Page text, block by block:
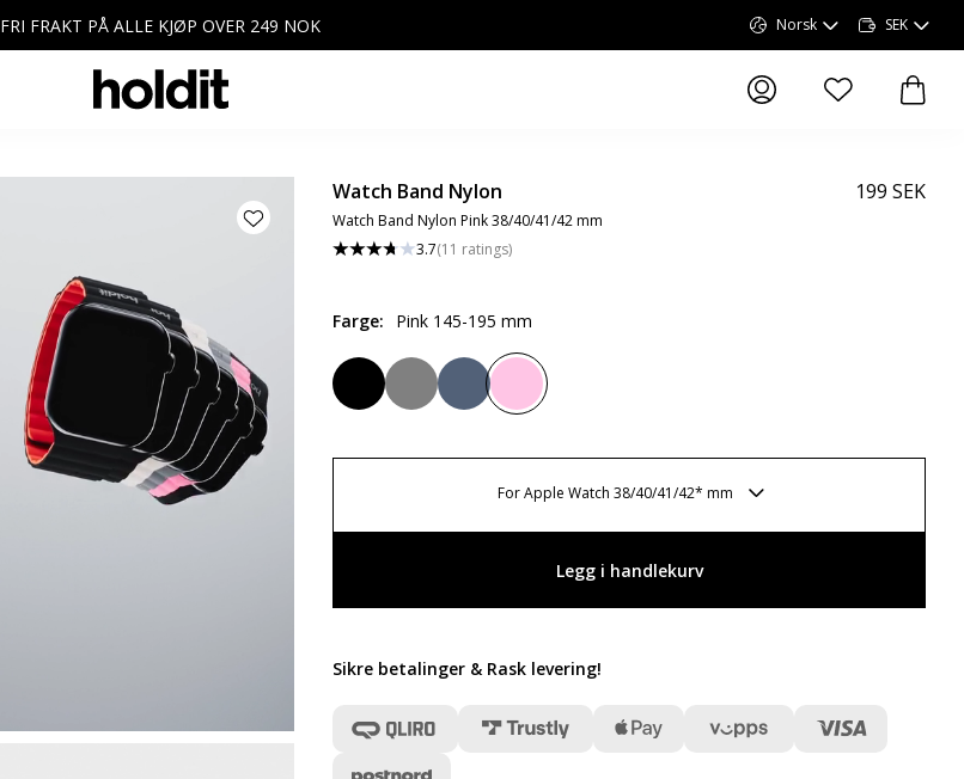
FRI FRAKT PÅ ALLE KJØP OVER 249 NOK Norsk SEK
elementer i
Watch Band Nylon
Watch Band Nylon Pink 38/40/41/42 mm
3.7(11 ratings)
199 SEK
Farge: Pink 145-195 mm
For Apple Watch 38/40/41/42* mm
Legg i handlekurv
Sikre betalinger & Rask levering!